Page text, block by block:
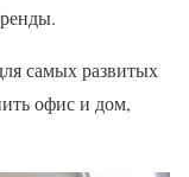
самых развитых
офис и дом,